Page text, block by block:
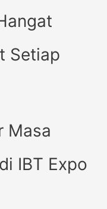
Setiap
Masa
IBT Expo